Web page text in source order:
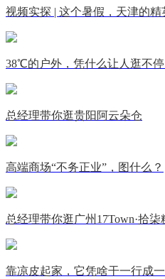
视频实探 | 这个暑假，天津的精
38℃的户外，凭什么让人逛不停
总经理带你逛贵阳阿云朵仓
高端商场“不务正业”，图什么？
总经理带你逛广州17Town·拾柒
靠凉皮起家，它凭啥干一行成一